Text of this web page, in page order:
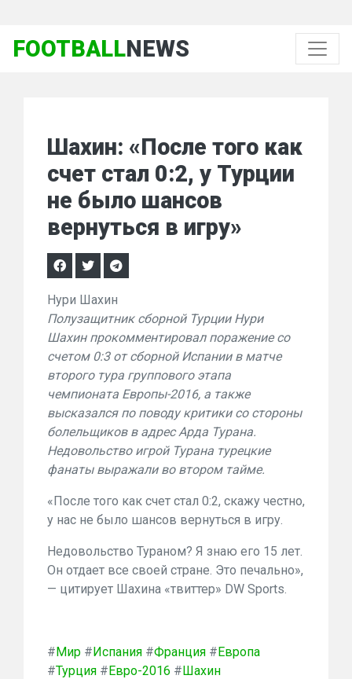
FOOTBALLNEWS
Шахин: «После того как
счет стал 0:2, у Турции
не было шансов
вернуться в игру»
Нури Шахин
Полузащитник сборной Турции Нури
Шахин прокомментировал поражение со
счетом 0:3 от сборной Испании в матче
второго тура группового этапа
чемпионата Европы-2016, а также
высказался по поводу критики со стороны
болельщиков в адрес Арда Турана.
Недовольство игрой Турана турецкие
фанаты выражали во втором тайме.
«После того как счет стал 0:2, скажу честно,
у нас не было шансов вернуться в игру.
Недовольство Тураном? Я знаю его 15 лет.
Он отдает все своей стране. Это печально»,
— цитирует Шахина «твиттер» DW Sports.
#Мир #Испания #Франция #Европа
#Турция #Евро-2016 #Шахин